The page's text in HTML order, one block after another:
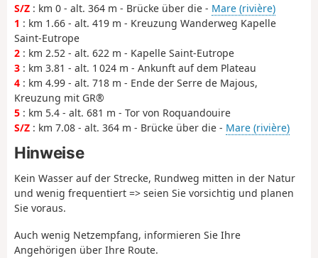
S/Z : km 0 - alt. 364 m - Brücke über die - Mare (rivière)
1 : km 1.66 - alt. 419 m - Kreuzung Wanderweg Kapelle
Saint-Eutrope
2 : km 2.52 - alt. 622 m - Kapelle Saint-Eutrope
3 : km 3.81 - alt. 1 024 m - Ankunft auf dem Plateau
4 : km 4.99 - alt. 718 m - Ende der Serre de Majous,
Kreuzung mit GR®
5 : km 5.4 - alt. 681 m - Tor von Roquandouire
S/Z : km 7.08 - alt. 364 m - Brücke über die - Mare (rivière)
Hinweise
Kein Wasser auf der Strecke, Rundweg mitten in der Natur
und wenig frequentiert => seien Sie vorsichtig und planen
Sie voraus.
Auch wenig Netzempfang, informieren Sie Ihre
Angehörigen über Ihre Route.